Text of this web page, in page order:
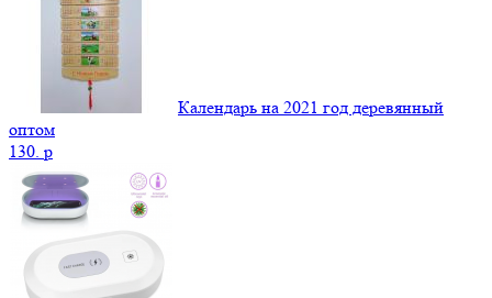
Календарь на 2021 год деревянный
оптом
130. p